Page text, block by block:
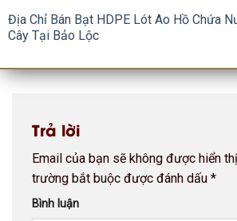
Địa Chỉ Bán Bạt HDPE Lót Ao Hồ Chứa
Cây Tại Bảo Lộc
Trả lời
Email của bạn sẽ không được hiển
trường bắt buộc được đánh dấu *
Bình luận